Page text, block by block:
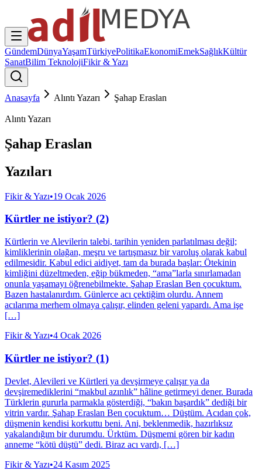
GündemDünyaYaşamTürkiyePolitikaEkonomiEmekSağlıkKültür
SanatBilim TeknolojiFikir & Yazı
Anasayfa Alıntı Yazarı Şahap Eraslan
Alıntı Yazarı
Şahap Eraslan
Yazıları
Fikir & Yazı•19 Ocak 2026
Kürtler ne istiyor? (2)
Kürtlerin ve Alevilerin talebi, tarihin yeniden parlatılması değil;
kimliklerinin olağan, meşru ve tartışmasız bir varoluş olarak kabul
edilmesidir. Kabul edici aidiyet, tam da burada başlar: Ötekinin
kimliğini düzeltmeden, eğip bükmeden, “ama”larla sınırlamadan
onunla yaşamayı öğrenebilmekte. Şahap Eraslan Ben çocuktum.
Bazen hastalanırdım. Günlerce acı çektiğim olurdu. Annem
acılarıma merhem olmaya çalışır, elinden geleni yapardı. Ama işe
[…]
Fikir & Yazı•4 Ocak 2026
Kürtler ne istiyor? (1)
Devlet, Alevileri ve Kürtleri ya devşirmeye çalışır ya da
devşiremediklerini “makbul azınlık” hâline getirmeyi dener. Burada
Türklerin gururla parmakla gösterdiği, “bakın başardık” dediği bir
vitrin vardır. Şahap Eraslan Ben çocuktum… Düştüm. Acıdan çok,
düşmenin kendisi korkuttu beni. Ani, beklenmedik, hazırlıksız
yakalandığım bir durumdu. Ürktüm. Düşmemi gören bir kadın
anneme “kötü düştü” dedi. Biraz acı vardı, […]
Fikir & Yazı•24 Kasım 2025